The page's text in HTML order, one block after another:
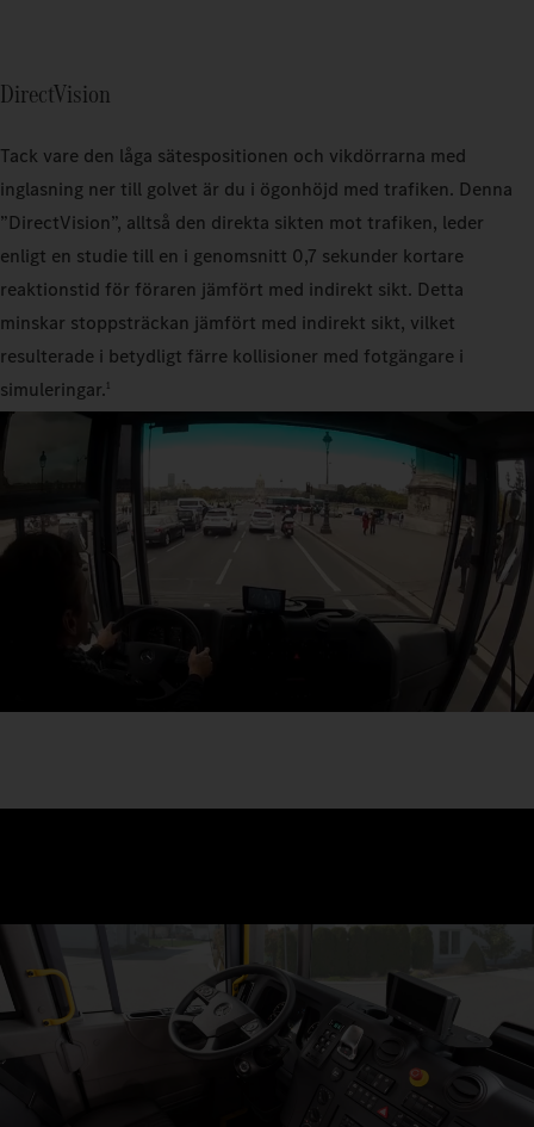
DirectVision
Tack vare den låga sätespositionen och vikdörrarna med
inglasning ner till golvet är du i ögonhöjd med trafiken. Denna
”DirectVision”, alltså den direkta sikten mot trafiken, leder
enligt en studie till en i genomsnitt 0,7 sekunder kortare
reaktionstid för föraren jämfört med indirekt sikt. Detta
minskar stoppsträckan jämfört med indirekt sikt, vilket
resulterade i betydligt färre kollisioner med fotgängare i
simuleringar.1